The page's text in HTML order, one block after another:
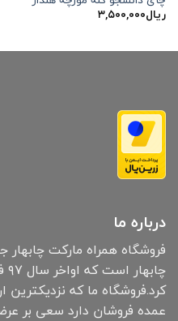
ریال۳,۵۰۰,۰۰۰
درباره ما
فروشگاه همراه مارکت چابهار
کرد.فروشگاه ما که نزدیکترین
عمده فروشان دارد سعی بر